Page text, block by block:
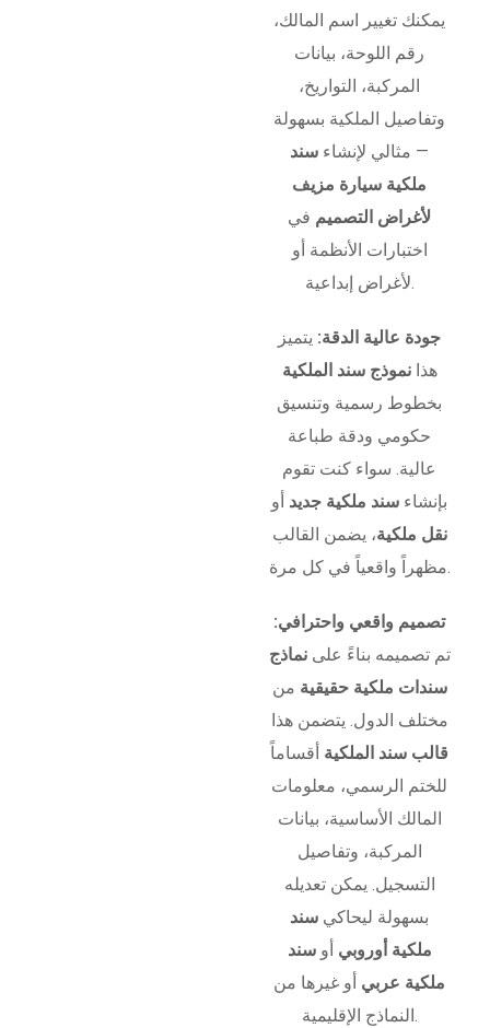
يمكنك تغيير اسم المالك،
رقم اللوحة، بيانات
المركبة، التواريخ،
وتفاصيل الملكية بسهولة
— مثالي لإنشاء سند
ملكية سيارة مزيف
لأغراض التصميم في
اختبارات الأنظمة أو
لأغراض إبداعية.
جودة عالية الدقة: يتميز
هذانموذج سند الملكية
بخطوط رسمية وتنسيق
حكومي ودقة طباعة
عالية. سواء كنت تقوم
بإنشاء سند ملكية جديد أو
نقل ملكية، يضمن القالب
مظهراً واقعياً في كل مرة.
تصميم واقعي واحترافي:
تم تصميمه بناءً علىنماذج
سندات ملكية حقيقية من
مختلف الدول. يتضمن هذا
قالب سند الملكية أقساماً
للختم الرسمي، معلومات
المالك الأساسية، بيانات
المركبة، وتفاصيل
التسجيل. يمكن تعديله
بسهولة ليحاكي سند
ملكية أوروبي أوسند
ملكية عربي أو غيرها من
النماذج الإقليمية.